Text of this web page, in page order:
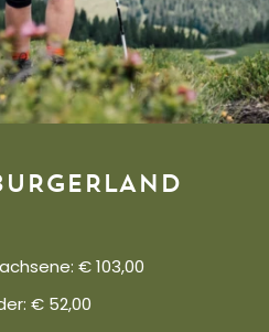
€ 103,00
€ 52,00